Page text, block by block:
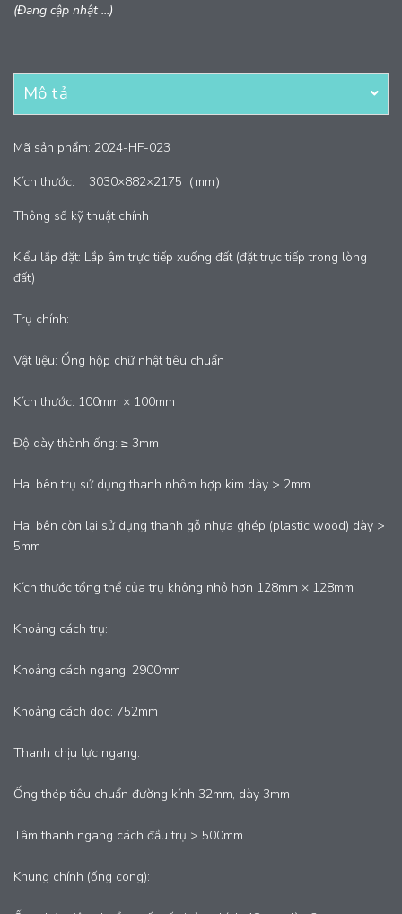
(Đang cập nhật ...)
Mô tả
Mã sản phẩm: 2024-HF-023
Kích thước:
3030×882×2175（mm）
Thông số kỹ thuật chính
Kiểu lắp đặt: Lắp âm trực tiếp xuống đất (đặt trực tiếp trong lòng
đất)
Trụ chính:
Vật liệu: Ống hộp chữ nhật tiêu chuẩn
Kích thước: 100mm × 100mm
Độ dày thành ống: ≥ 3mm
Hai bên trụ sử dụng thanh nhôm hợp kim dày > 2mm
Hai bên còn lại sử dụng thanh gỗ nhựa ghép (plastic wood) dày >
5mm
Kích thước tổng thể của trụ không nhỏ hơn 128mm × 128mm
Khoảng cách trụ:
Khoảng cách ngang: 2900mm
Khoảng cách dọc: 752mm
Thanh chịu lực ngang:
Ống thép tiêu chuẩn đường kính 32mm, dày 3mm
Tâm thanh ngang cách đầu trụ > 500mm
Khung chính (ống cong):